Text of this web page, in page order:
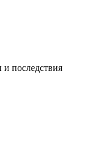
последствия